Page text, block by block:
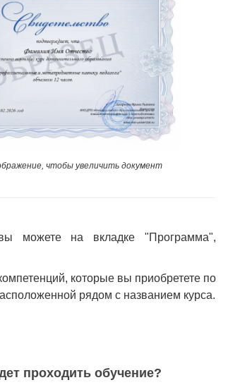
чтобы увеличить документ
можете на вкладке "Программа",
которые вы приобретете по
рядом с названием курса.
проходить обучение?